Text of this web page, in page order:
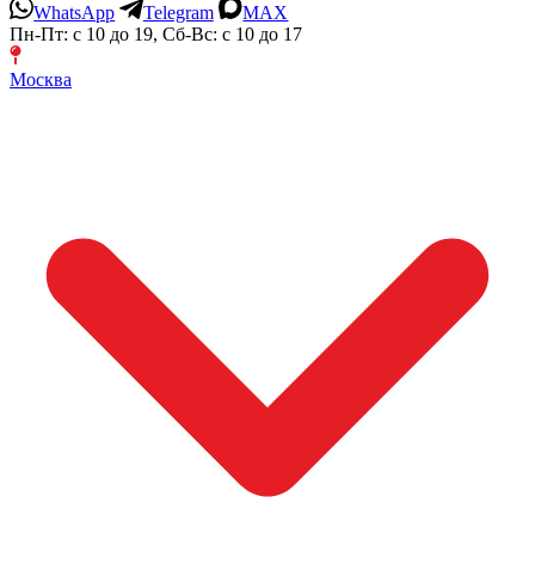
WhatsApp
Telegram
MAX
Пн-Пт: с 10 до 19, Сб-Вс: с 10 до 17
Москва